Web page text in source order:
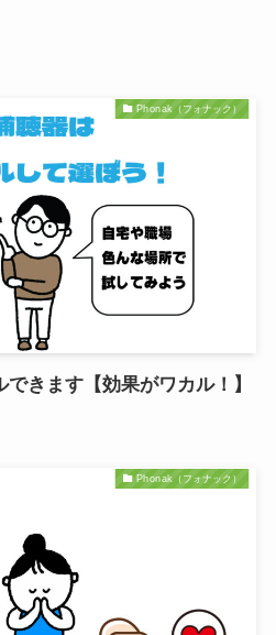
Phonak（フォナック）
きます【効果がワカル！】
Phonak（フォナック）